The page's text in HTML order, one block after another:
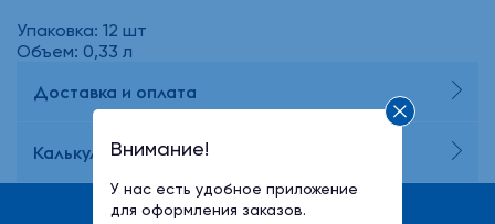
Упаковка: 12 шт
Объем: 0,33 л
Доставка и оплата
Калькулятор потребления воды
Внимание!
У нас есть удобное приложение
для оформления заказов.